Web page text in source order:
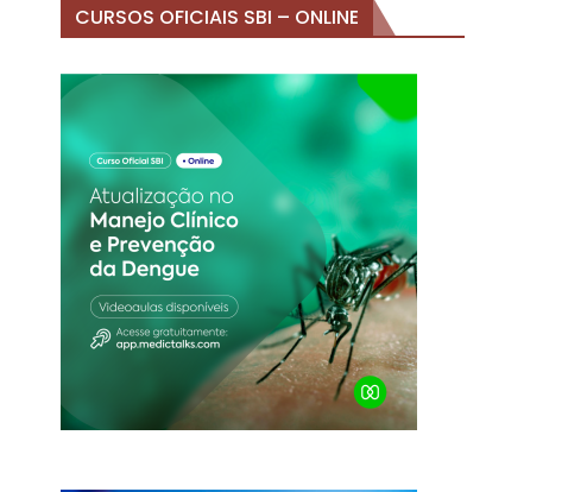
CURSOS OFICIAIS SBI – ONLINE